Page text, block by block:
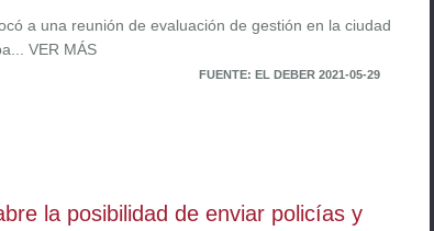
a una reunión de evaluación de gestión en la ciudad
VER MÁS
FUENTE: EL DEBER 2021-05-29
la posibilidad de enviar policías y